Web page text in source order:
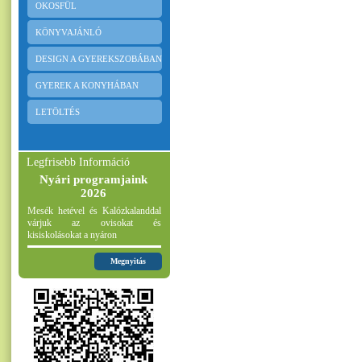
OKOSFÜL
KÖNYVAJÁNLÓ
DESIGN A GYEREKSZOBÁBAN
GYEREK A KONYHÁBAN
LETÖLTÉS
Legfrisebb Információ
Nyári programjaink
2026
Mesék hetével és Kalózkalanddal
várjuk az ovisokat és
kisiskolásokat a nyáron
Megnyitás